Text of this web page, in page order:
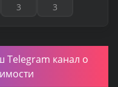
3 3
Telegram канал о